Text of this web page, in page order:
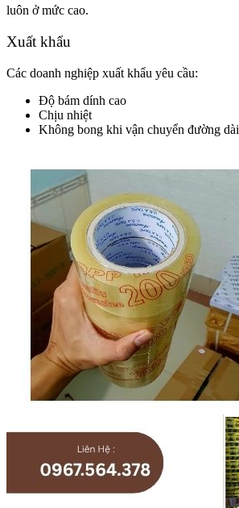
luôn ở mức cao.
Xuất khẩu
Các doanh nghiệp xuất khẩu yêu cầu:
Độ bám dính cao
Chịu nhiệt
Không bong khi vận chuyển đường dài